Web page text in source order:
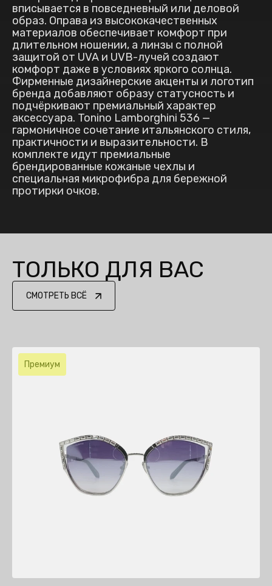
вписывается в повседневный или деловой
образ. Оправа из высококачественных
материалов обеспечивает комфорт при
длительном ношении, а линзы с полной
защитой от UVA и UVB-лучей создают
комфорт даже в условиях яркого солнца.
Фирменные дизайнерские акценты и логотип
бренда добавляют образу статусность и
подчёркивают премиальный характер
аксессуара. Tonino Lamborghini 536 —
гармоничное сочетание итальянского стиля,
практичности и выразительности. В
комплекте идут премиальные
брендированные кожаные чехлы и
специальная микрофибра для бережной
протирки очков.
ТОЛЬКО ДЛЯ ВАС
СМОТРЕТЬ ВСЁ
Премиум